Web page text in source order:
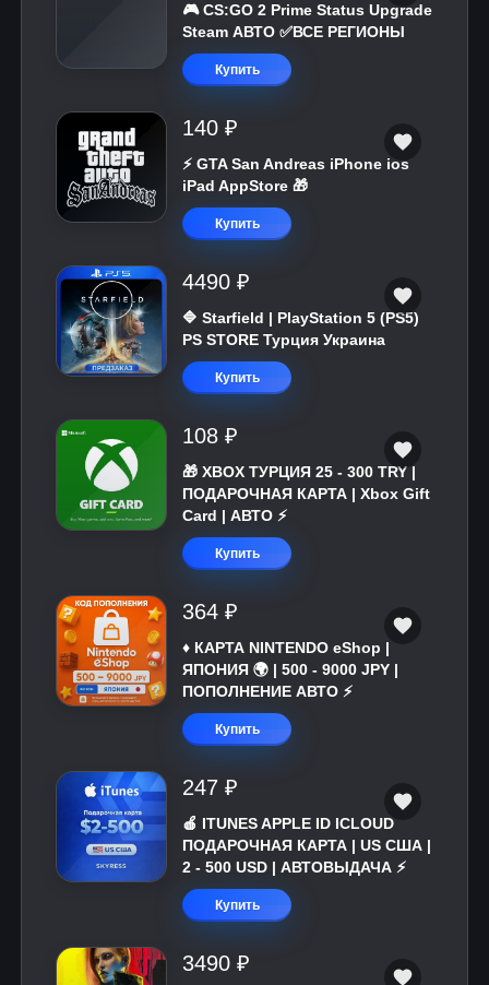
🎮 CS:GO 2 Prime Status Upgrade
Steam АВТО ✅ВСЕ РЕГИОНЫ
Купить
140 ₽
⚡️ GTA San Andreas iPhone ios
iPad AppStore 🎁
Купить
4490 ₽
🔷 Starfield | PlayStation 5 (PS5)
PS STORE Турция Украина
Купить
108 ₽
🎁 XBOX ТУРЦИЯ 25 - 300 TRY |
ПОДАРОЧНАЯ КАРТА | Xbox Gift
Card | АВТО ⚡
Купить
364 ₽
♦️ КАРТА NINTENDO eShop |
ЯПОНИЯ 🌍 | 500 - 9000 JPY |
ПОПОЛНЕНИЕ АВТО ⚡
Купить
247 ₽
🍎 ITUNES APPLE ID ICLOUD
ПОДАРОЧНАЯ КАРТА | US США |
2 - 500 USD | АВТОВЫДАЧА ⚡️
Купить
3490 ₽